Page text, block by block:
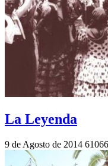
La Leyenda
9 de Agosto de 2014